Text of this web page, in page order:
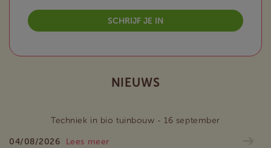
SCHRIJF JE IN
NIEUWS
Techniek in bio tuinbouw - 16 september
04/08/2026 Lees meer